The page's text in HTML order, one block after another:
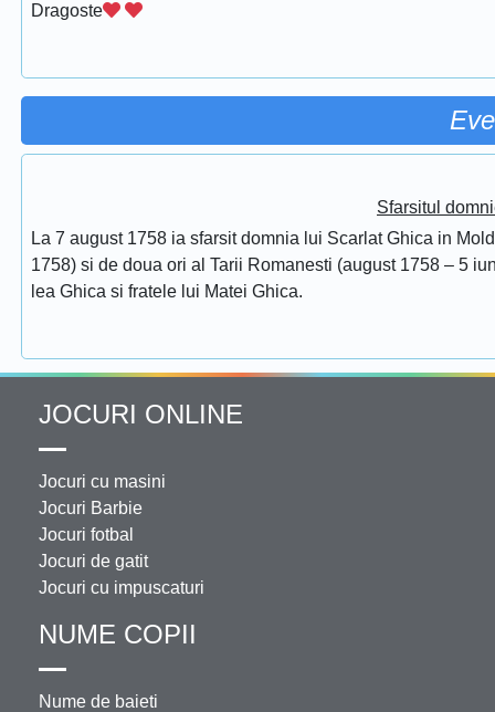
Dragoste
Sfarsitul
La 7 august 1758 ia sfarsit domnia lui Scarlat Ghica in
1758) si de doua ori al Tarii Romanesti (august 1758 – 5
lea Ghica si fratele lui Matei Ghica.
JOCURI ONLINE
Jocuri cu masini
Jocuri Barbie
Jocuri fotbal
Jocuri de gatit
Jocuri cu impuscaturi
NUME COPII
Nume de baieti